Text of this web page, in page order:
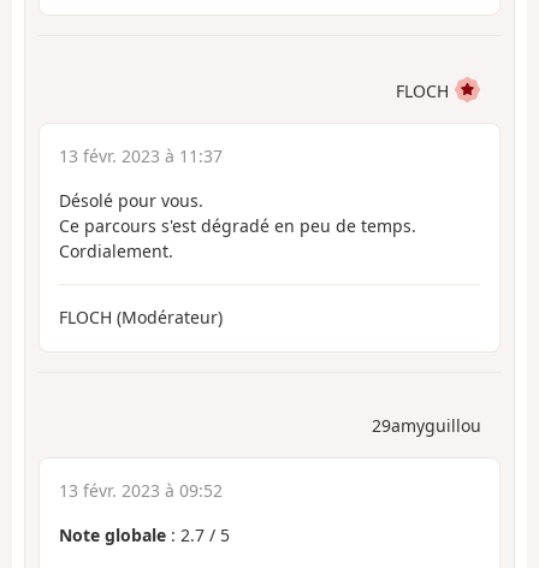
FLOCH
13 févr. 2023 à 11:37
Désolé pour vous.
Ce parcours s'est dégradé en peu de temps.
Cordialement.
FLOCH (Modérateur)
29amyguillou
13 févr. 2023 à 09:52
Note globale : 2.7 / 5